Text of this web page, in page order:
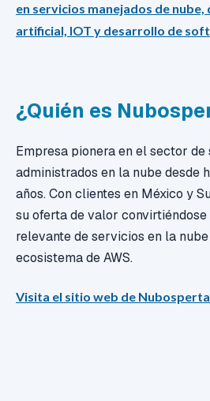
en servicios manejados de
artificial, IOT y desarrollo de
¿Quién es
Empresa pionera en el sector de
administrados en la nube desde
años. Con clientes en México y
su oferta de valor convirtiéndose
relevante de servicios en la
ecosistema de AWS.
Visita el sitio web de Nubosperta